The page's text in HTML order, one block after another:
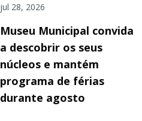
jul 28, 2026
Museu Municipal convida
a descobrir os seus
núcleos e mantém
programa de férias
durante agosto